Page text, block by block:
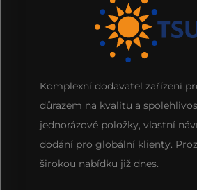
Komplexní dodavatel zařízení
důrazem na kvalitu a
jednorázové položky, vlastní
dodání pro globální klienty.
širokou nabídku již dnes.